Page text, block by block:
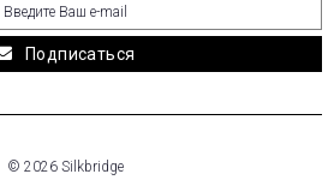
Подписаться
© 2026 Silkbridge